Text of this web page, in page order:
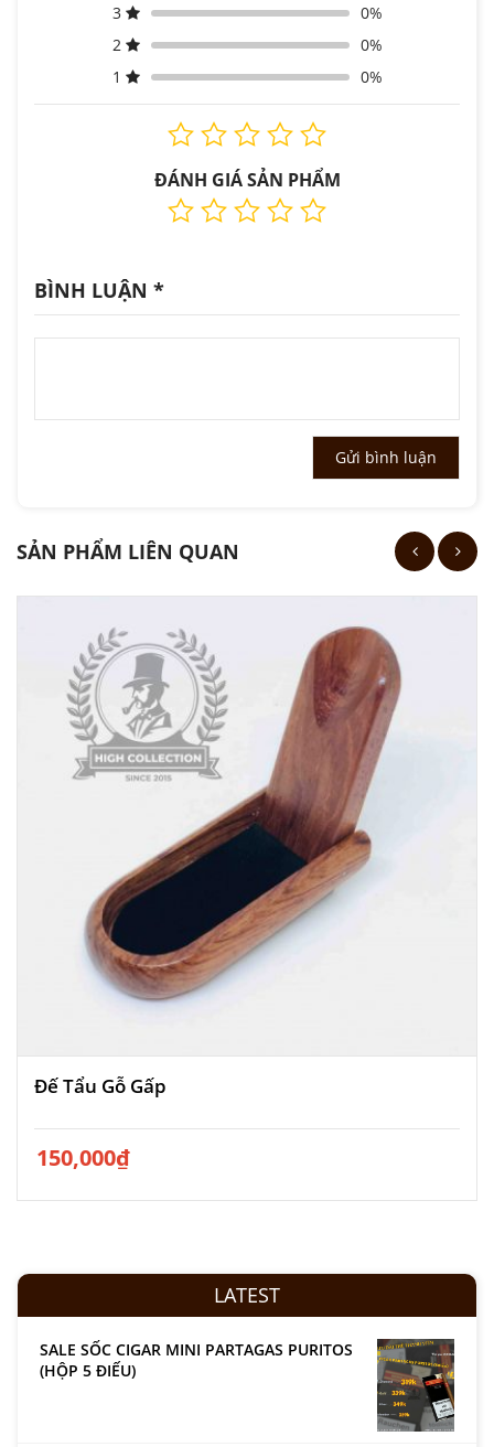
3
0%
2
0%
1
0%
ĐÁNH GIÁ SẢN PHẨM
BÌNH LUẬN *
SẢN PHẨM LIÊN QUAN
Đế Tẩu Gỗ Gấp
150,000₫
LATEST
SALE SỐC CIGAR MINI PARTAGAS PURITOS
(HỘP 5 ĐIẾU)